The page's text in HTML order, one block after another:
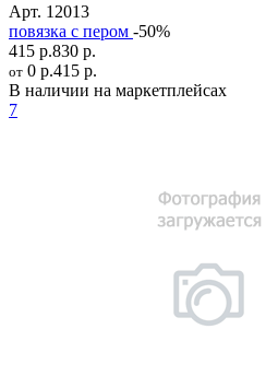
Арт. 12013
повязка с пером -50%
415 р.830 р.
от 0 р.415 р.
В наличии на маркетплейсах
7